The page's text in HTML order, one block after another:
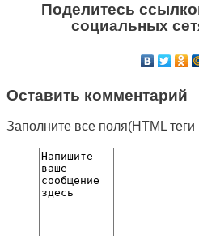
Поделитесь
социальных
Оставить комментарий
Заполните все поля(HTML